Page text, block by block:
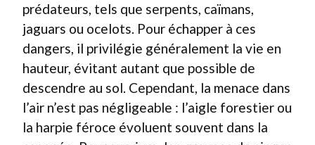
prédateurs, tels que serpents, caïmans,
jaguars ou ocelots. Pour échapper à ces
dangers, il privilégie généralement la vie en
hauteur, évitant autant que possible de
descendre au sol. Cependant, la menace dans
l’air n’est pas négligeable : l’aigle forestier ou
la harpie féroce évoluent souvent dans la